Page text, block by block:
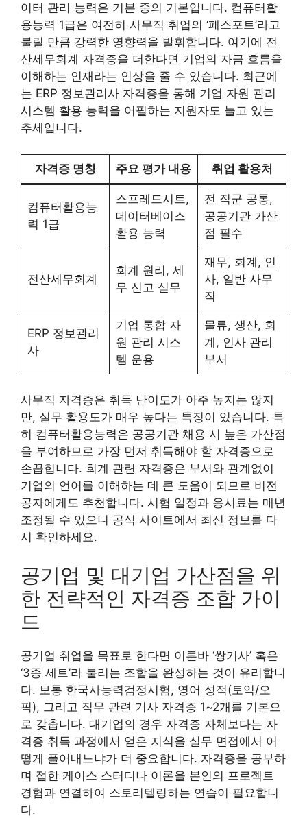
이터 관리 능력은 기본 중의 기본입니다. 컴퓨터활
용능력 1급은 여전히 사무직 취업의 ‘패스포트’라고
불릴 만큼 강력한 영향력을 발휘합니다. 여기에 전
산세무회계 자격증을 더한다면 기업의 자금 흐름을
이해하는 인재라는 인상을 줄 수 있습니다. 최근에
는 ERP 정보관리사 자격증을 통해 기업 자원 관리
시스템 활용 능력을 어필하는 지원자도 늘고 있는
추세입니다.
자격증 명칭 주요 평가 내용 취업 활용처
컴퓨터활용능
력 1급
스프레드시트,
데이터베이스
활용 능력
전 직군 공통,
공공기관 가산
점 필수
전산세무회계
회계 원리, 세
무 신고 실무
재무, 회계, 인
사, 일반 사무
직
ERP 정보관리
사
기업 통합 자
원 관리 시스
템 운용
물류, 생산, 회
계, 인사 관리
부서
사무직 자격증은 취득 난이도가 아주 높지는 않지
만, 실무 활용도가 매우 높다는 특징이 있습니다. 특
히 컴퓨터활용능력은 공공기관 채용 시 높은 가산점
을 부여하므로 가장 먼저 취득해야 할 자격증으로
손꼽힙니다. 회계 관련 자격증은 부서와 관계없이
기업의 언어를 이해하는 데 큰 도움이 되므로 비전
공자에게도 추천합니다. 시험 일정과 응시료는 매년
조정될 수 있으니 공식 사이트에서 최신 정보를 다
시 확인하세요.
공기업 및 대기업 가산점을 위
한 전략적인 자격증 조합 가이
드
공기업 취업을 목표로 한다면 이른바 ‘쌍기사’ 혹은
‘3종 세트’라 불리는 조합을 완성하는 것이 유리합니
다. 보통 한국사능력검정시험, 영어 성적(토익/오
픽), 그리고 직무 관련 기사 자격증 1~2개를 기본으
로 갖춥니다. 대기업의 경우 자격증 자체보다는 자
격증 취득 과정에서 얻은 지식을 실무 면접에서 어
떻게 풀어내느냐가 더 중요합니다. 자격증을 공부하
며 접한 케이스 스터디나 이론을 본인의 프로젝트
경험과 연결하여 스토리텔링하는 연습이 필요합니
다.